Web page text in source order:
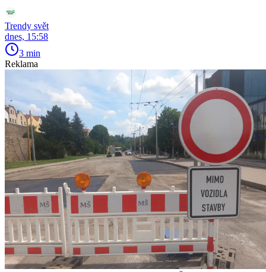
Trendy svět
dnes, 15:58
3 min
Reklama